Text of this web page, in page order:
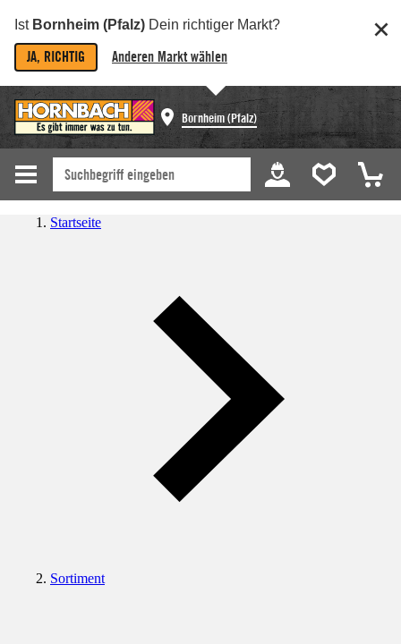
Ist Bornheim (Pfalz) Dein richtiger Markt?
JA, RICHTIG Anderen Markt wählen
Bornheim (Pfalz)
Startseite
Sortiment